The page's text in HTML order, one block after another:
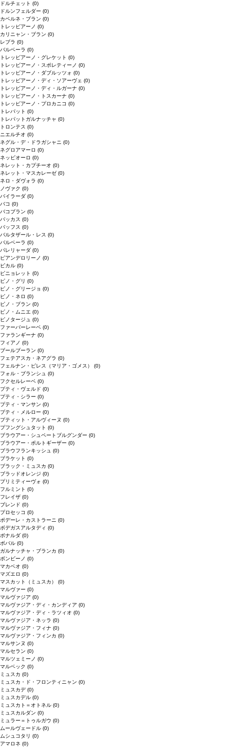
ドルチェット (0)
ドルンフェルダー (0)
カベルネ・ブラン (0)
トレッビアーノ (0)
カリニャン・ブラン (0)
レブラ (0)
バルベーラ (0)
トレッビアーノ・グレケット (0)
トレッビアーノ・スポレティーノ (0)
トレッビアーノ・ダブルッツォ (0)
トレッビアーノ・ディ・ソアーヴェ (0)
トレッビアーノ・ディ・ルガーナ (0)
トレッビアーノ・トスカーナ (0)
トレッビアーノ・プロカニコ (0)
トレパット (0)
トレパットガルナッチャ (0)
トロンテス (0)
ニエルチオ (0)
ネグル・デ・ドラガシャニ (0)
ネグロアマーロ (0)
ネッビオーロ (0)
ネレット・カプチーオ (0)
ネレット・マスカレーゼ (0)
ネロ・ダヴォラ (0)
ノヴァク (0)
バイラーダ (0)
バコ (0)
バコブラン (0)
バッカス (0)
バッフス (0)
バルタザール・レス (0)
バルベーラ (0)
パレリャーダ (0)
ピアンデロリーノ (0)
ビカル (0)
ピニョレット (0)
ピノ・グリ (0)
ピノ・グリージョ (0)
ピノ・ネロ (0)
ピノ・ブラン (0)
ピノ・ムニエ (0)
ピノタージュ (0)
ファーバーレーベ (0)
ファランギーナ (0)
フィアノ (0)
ブールブーラン (0)
フェテアスカ・ネアグラ (0)
フェルナン・ピレス（マリア・ゴメス） (0)
フォル・ブランシュ (0)
フクセルレーベ (0)
プティ・ヴェルド (0)
プティ・シラー (0)
プティ・マンサン (0)
プティ・メルロー (0)
プティット・アルヴィーヌ (0)
プフングシュタット (0)
ブラウアー・シュペートブルグンダー (0)
ブラウアー・ポルトギーザー (0)
ブラウフランキッシュ (0)
ブラケット (0)
ブラック・ミュスカ (0)
ブラッドオレンジ (0)
プリミティーヴォ (0)
フルミント (0)
フレイザ (0)
ブレンド (0)
プロセッコ (0)
ポデーレ・カストラーニ (0)
ボデガスアルタディ (0)
ボナルダ (0)
ボバル (0)
ガルナッチャ・ブランカ (0)
ボンビーノ (0)
マカベオ (0)
マズエロ (0)
マスカット（ミュスカ） (0)
マルヴァー (0)
マルヴァジア (0)
マルヴァジア・ディ・カンディア (0)
マルヴァジア・ディ・ラツィオ (0)
マルヴァジア・ネッラ (0)
マルヴァジア・フィナ (0)
マルヴァジア・フィンカ (0)
マルサンヌ (0)
マルセラン (0)
マルツェミーノ (0)
マルベック (0)
ミュスカ (0)
ミュスカ・ド・フロンティニャン (0)
ミュスカデ(0)
ミュスカデル (0)
ミュスカト＝オトネル (0)
ミュスカルダン (0)
ミュラー＝トゥルガウ (0)
ムールヴェードル (0)
ムシュコタリ (0)
アマロネ (0)